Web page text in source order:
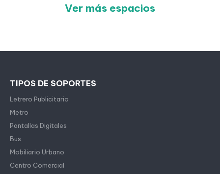
Ver más espacios
TIPOS DE SOPORTES
Letrero Publicitario
Metro
Pantallas Digitales
Bus
Mobiliario Urbano
Centro Comercial